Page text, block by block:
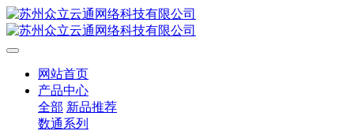
网站首页
产品中心
全部 新品推荐
数通系列